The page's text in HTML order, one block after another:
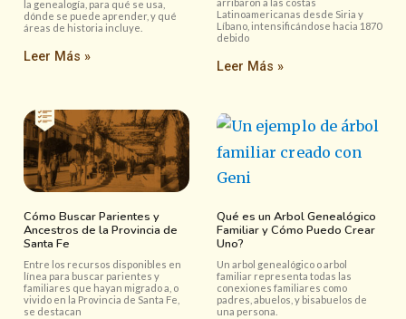
la genealogía, para qué se usa,
dónde se puede aprender, y qué
áreas de historia incluye.
Leer Más »
Latinoamericanas desde Siria y
Líbano, intensificándose hacia 1870
debido
Leer Más »
Cómo Buscar Parientes y
Ancestros de la Provincia de
Santa Fe
Entre los recursos disponibles en
línea para buscar parientes y
familiares que hayan migrado a, o
vivido en la Provincia de Santa Fe,
se destacan
Qué es un Arbol Genealógico
Familiar y Cómo Puedo Crear
Uno?
Un arbol genealógico o arbol
familiar representa todas las
conexiones familiares como
padres, abuelos, y bisabuelos de
una persona.